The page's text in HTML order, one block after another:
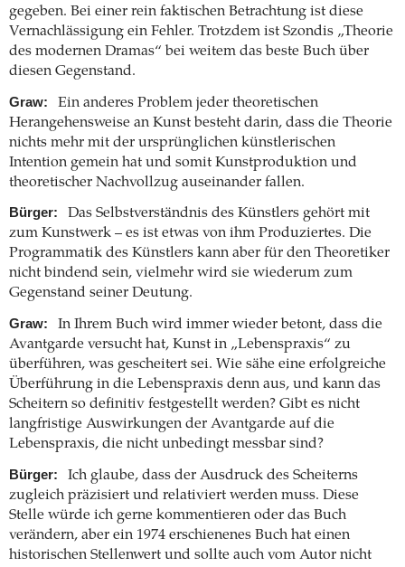
gegeben. Bei einer rein faktischen Betrachtung ist diese
Vernachlässigung ein Fehler. Trotzdem ist Szondis „Theorie
des modernen Dramas“ bei weitem das beste Buch über
diesen Gegenstand.
Graw:
Ein anderes Problem jeder theoretischen
Herangehensweise an Kunst besteht darin, dass die Theorie
nichts mehr mit der ursprünglichen künstlerischen
Intention gemein hat und somit Kunstproduktion und
theoretischer Nachvollzug auseinander fallen.
Bürger:
Das Selbstverständnis des Künstlers gehört mit
zum Kunstwerk – es ist etwas von ihm Produziertes. Die
Programmatik des Künstlers kann aber für den Theoretiker
nicht bindend sein, vielmehr wird sie wiederum zum
Gegenstand seiner Deutung.
Graw:
In Ihrem Buch wird immer wieder betont, dass die
Avantgarde versucht hat, Kunst in „Lebenspraxis“ zu
überführen, was gescheitert sei. Wie sähe eine erfolgreiche
Überführung in die Lebenspraxis denn aus, und kann das
Scheitern so definitiv festgestellt werden? Gibt es nicht
langfristige Auswirkungen der Avantgarde auf die
Lebenspraxis, die nicht unbedingt messbar sind?
Bürger:
Ich glaube, dass der Ausdruck des Scheiterns
zugleich präzisiert und relativiert werden muss. Diese
Stelle würde ich gerne kommentieren oder das Buch
verändern, aber ein 1974 erschienenes Buch hat einen
historischen Stellenwert und sollte auch vom Autor nicht